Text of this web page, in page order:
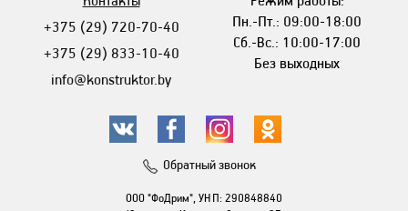
+375 (29) 720-70-40
+375 (29) 833-10-40
info@konstruktor.by
Пн.-Пт.: 09:00-18:00
Сб.-Вс.: 10:00-17:00
Без выходных
Обратный звонок
ООО "ФоДрим", УНП: 290848840